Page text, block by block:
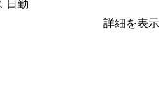
日勤
詳細を表示